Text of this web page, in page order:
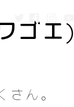
ゴエ)
さん。